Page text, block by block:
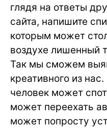
глядя на ответы
сайта, напишите
которым может
воздухе лишенный
Так мы сможем
креативного из
человек может
может переехать
может попросту